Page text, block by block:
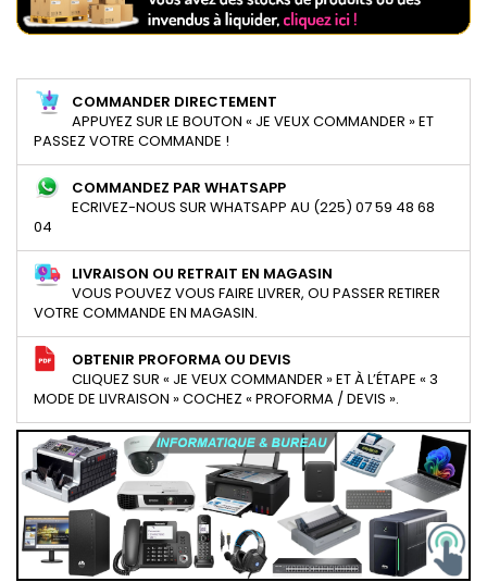
COMMANDER DIRECTEMENT
APPUYEZ SUR LE BOUTON « JE VEUX COMMANDER » ET
PASSEZ VOTRE COMMANDE !
COMMANDEZ PAR WHATSAPP
ECRIVEZ-NOUS SUR WHATSAPP AU (225) 07 59 48 68
04
LIVRAISON OU RETRAIT EN MAGASIN
VOUS POUVEZ VOUS FAIRE LIVRER, OU PASSER RETIRER
VOTRE COMMANDE EN MAGASIN.
OBTENIR PROFORMA OU DEVIS
CLIQUEZ SUR « JE VEUX COMMANDER » ET À L’ÉTAPE « 3
MODE DE LIVRAISON » COCHEZ « PROFORMA / DEVIS ».